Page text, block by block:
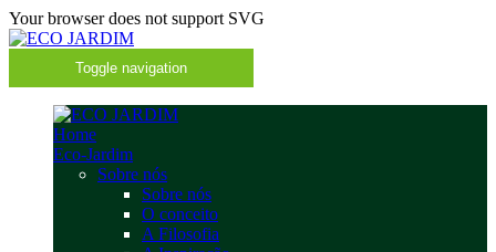
Your browser does not support SVG
Toggle navigation
Home
Eco-Jardim
Sobre nós
Sobre nós
O conceito
A Filosofia